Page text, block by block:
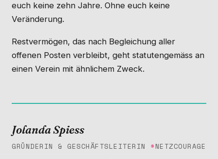
euch keine zehn Jahre. Ohne euch keine
Veränderung.
Restvermögen, das nach Begleichung aller
offenen Posten verbleibt, geht statutengemäss an
einen Verein mit ähnlichem Zweck.
Jolanda Spiess
GRÜNDERIN & GESCHÄFTSLEITERIN #NETZCOURAGE